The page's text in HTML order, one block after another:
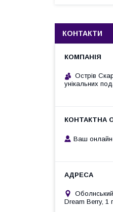
КОНТАКТИ
Острів
унікальних
Ваш
Dream Berry, 1